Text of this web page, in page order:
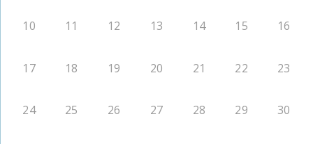
10 11 12 13 14 15 16
17 18 19 20 21 22 23
24 25 26 27 28 29 30